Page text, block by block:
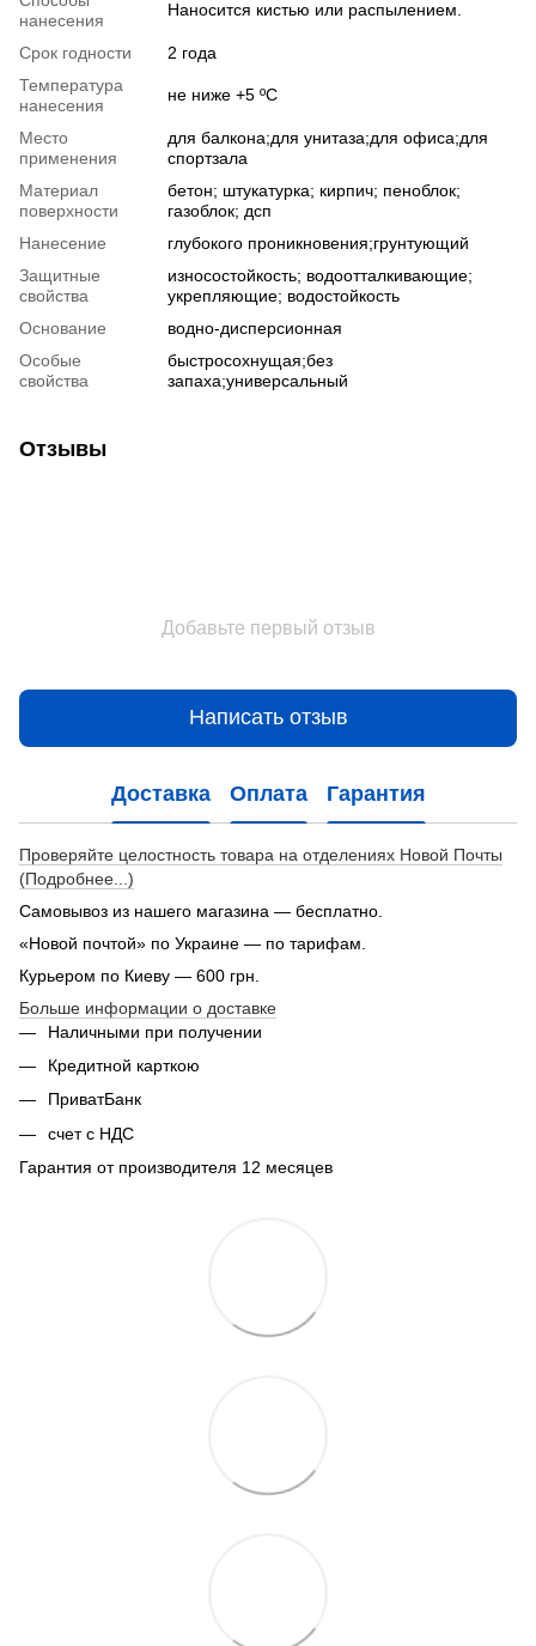
нанесения
Наносится кистью или распылением.
Срок годности
2 года
Температура
нанесения
не ниже +5 ºС
Место
применения
для балкона;для унитаза;для офиса;для
спортзала
Материал
поверхности
бетон; штукатурка; кирпич; пеноблок;
газоблок; дсп
Нанесение
глубокого проникновения;грунтующий
Защитные
свойства
износостойкость; водоотталкивающие;
укрепляющие; водостойкость
Основание
водно-дисперсионная
Особые
свойства
быстросохнущая;без
запаха;универсальный
Отзывы
Добавьте первый отзыв
Написать отзыв
Доставка Оплата Гарантия
Проверяйте целостность товара на отделениях Новой Почты
(Подробнее...)
Самовывоз из нашего магазина — бесплатно.
«Новой почтой» по Украине — по тарифам.
Курьером по Киеву — 600 грн.
Больше информации о доставке
Наличными при получении
Кредитной карткою
ПриватБанк
счет с НДС
Гарантия от производителя 12 месяцев